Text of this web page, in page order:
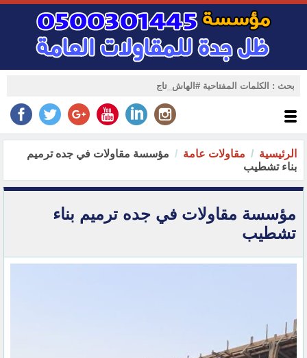
الرئيسية مقاولات عامة
مؤسسة مقاولات في جده ترميم
بناء تشطيب
مؤسسة مقاولات في جده ترميم بناء
تشطيب